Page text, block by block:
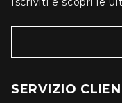
SERVIZIO